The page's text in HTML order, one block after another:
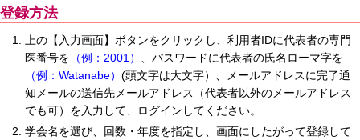
登録方法
上の【入力画面】ボタンをクリックし、利用者IDに代表者の専門
医番号を （例：2001）
、パスワードに代表者の氏名ローマ字を
（例：Watanabe） (頭文字は大文字）、メールアドレスに完了通
知メールの送信先メールアドレス（代表者以外のメールアドレス
でも可）を入力して、ログインしてください。
学会名を選び、回数・年度を指定し、画面にしたがって登録して